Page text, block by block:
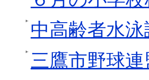
中高齢者水泳
三鷹市野球